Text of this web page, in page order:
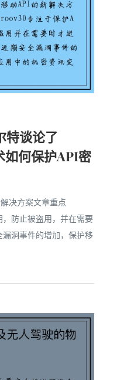
特谈论了
何保护API密
决方案文章重点
防止被盗用，并在需要
洞事件的增加，保护移